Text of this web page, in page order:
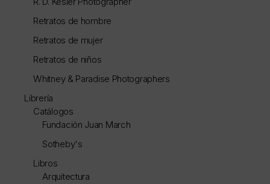
Retratos de hombre
Retratos de mujer
Retratos de niños
Whitney & Paradise Photographers
Librería
Catálogos
Fundación Juan March
Sotheby's
Libros
Arquitectura